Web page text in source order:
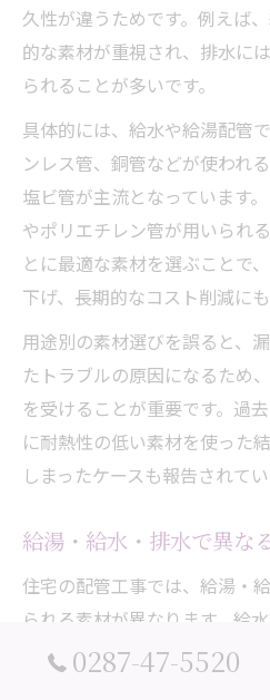
久性が違うためです。例えば
的な素材が重視され、排水に
られることが多いです。
具体的には、給水や給湯配管
ンレス管、銅管などが使われ
塩ビ管が主流となっています
やポリエチレン管が用いられ
とに最適な素材を選ぶことで
下げ、長期的なコスト削減にも
用途別の素材選びを誤ると、
たトラブルの原因になるため
を受けることが重要です。過
に耐熱性の低い素材を使った
しまったケースも報告されてい
給湯・給水・排水で異な
住宅の配管工事では、給湯・
られる素材が異なります。給
質劣化の心配が少ないポリエ
主流です。給湯管では高温に
0287-47-5520